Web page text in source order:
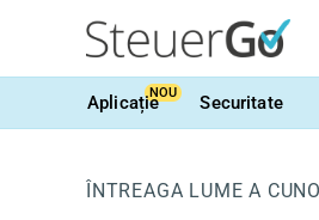
AplicațieNOU Securitate
ÎNTREAGA LUME A